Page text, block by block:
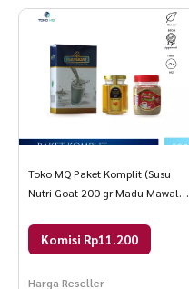
Toko MQ Paket Komplit (Susu
Nutri Goat 200 gr Madu Mawalih
gr + 145 gr + 150 gr Putih,
Kuning, Coklat
Komisi Rp11.200
Harga Reseller